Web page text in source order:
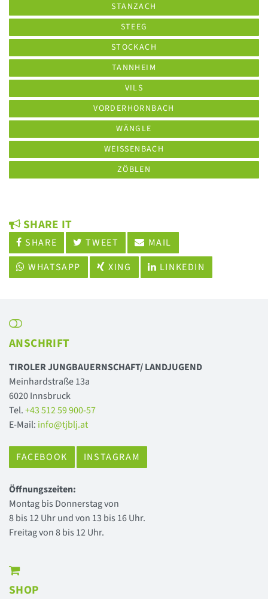
STANZACH
STEEG
STOCKACH
TANNHEIM
VILS
VORDERHORNBACH
WÄNGLE
WEISSENBACH
ZÖBLEN
SHARE IT
SHARE TWEET
MAIL
WHATSAPP
XING LINKEDIN
ANSCHRIFT
TIROLER JUNGBAUERNSCHAFT/ LANDJUGEND
Meinhardstraße 13a
6020 Innsbruck
Tel.+43 512 59 900-57
E-Mail: info@tjblj.at
FACEBOOK INSTAGRAM
Öffnungszeiten:
Montag bis Donnerstag von
8 bis 12 Uhr und von 13 bis 16 Uhr.
Freitag von 8 bis 12 Uhr.
SHOP